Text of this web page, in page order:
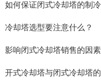
如何保证闭式冷却塔的制
冷却塔选型要注意什么？
影响闭式冷却塔销售的因素
开式冷却塔与闭式冷却塔